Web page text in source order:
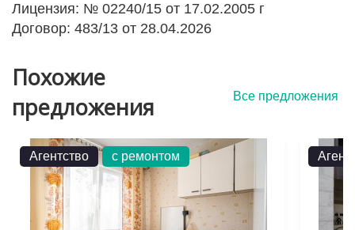
Лицензия: № 02240/15 от 17.02.2005 г
Договор: 483/13 от 28.04.2026
Похожие
предложения
Все предложения
Агентство с ремонтом